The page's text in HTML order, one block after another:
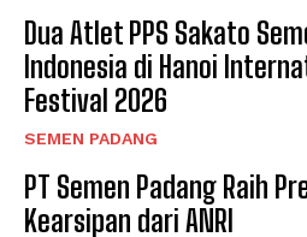
Dua Atlet PPS Sakato
Indonesia di Hanoi
Festival 2026
SEMEN PADANG
PT Semen Padang Raih
Kearsipan dari ANRI